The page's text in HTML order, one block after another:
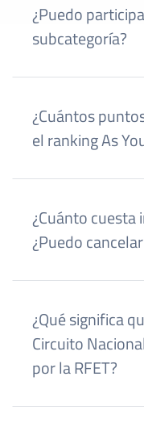
¿Puedo
subcategoría?
¿Cuántos
el ranking As
Finalista: 250
Semifinalista:
Cuartofinalista:
Octavofinalista:
¿Cuánto cuesta
¿Puedo
¿Qué significa
Circuito
por la RFET?